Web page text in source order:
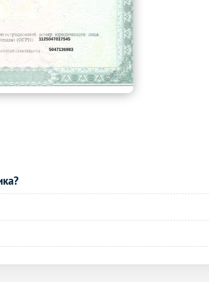
2100р.
-
2100р.
-
2000
1750р. -